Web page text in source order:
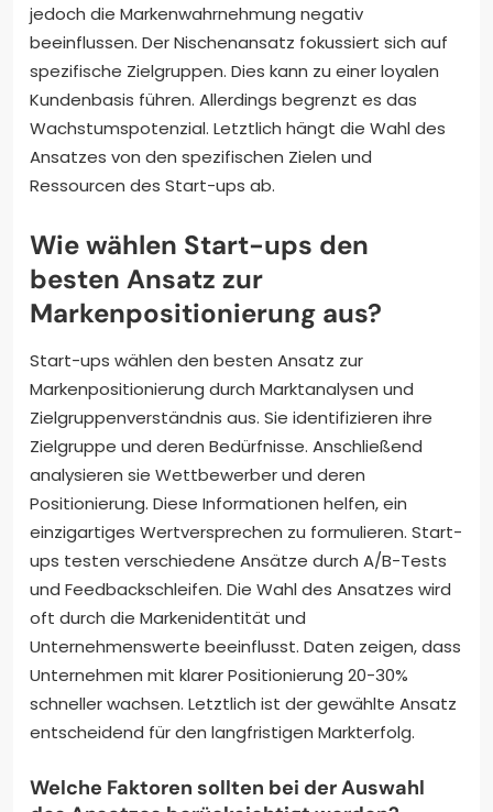
jedoch die Markenwahrnehmung negativ
beeinflussen. Der Nischenansatz fokussiert sich auf
spezifische Zielgruppen. Dies kann zu einer loyalen
Kundenbasis führen. Allerdings begrenzt es das
Wachstumspotenzial. Letztlich hängt die Wahl des
Ansatzes von den spezifischen Zielen und
Ressourcen des Start-ups ab.
Wie wählen Start-ups den
besten Ansatz zur
Markenpositionierung aus?
Start-ups wählen den besten Ansatz zur
Markenpositionierung durch Marktanalysen und
Zielgruppenverständnis aus. Sie identifizieren ihre
Zielgruppe und deren Bedürfnisse. Anschließend
analysieren sie Wettbewerber und deren
Positionierung. Diese Informationen helfen, ein
einzigartiges Wertversprechen zu formulieren. Start-
ups testen verschiedene Ansätze durch A/B-Tests
und Feedbackschleifen. Die Wahl des Ansatzes wird
oft durch die Markenidentität und
Unternehmenswerte beeinflusst. Daten zeigen, dass
Unternehmen mit klarer Positionierung 20-30%
schneller wachsen. Letztlich ist der gewählte Ansatz
entscheidend für den langfristigen Markterfolg.
Welche Faktoren sollten bei der Auswahl